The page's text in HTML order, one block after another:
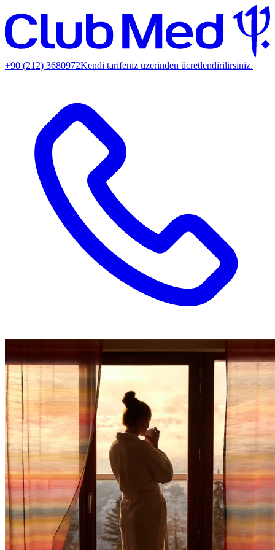
+90 (212) 3680972Kendi tarifeniz üzerinden ücretlendirilirsiniz.